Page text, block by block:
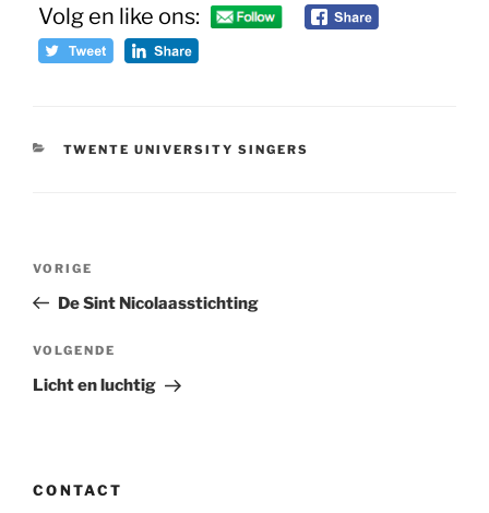
Volg en like ons:
CATEGORIEËN
TWENTE UNIVERSITY SINGERS
Vorig
bericht
VORIGE
De Sint Nicolaasstichting
Volgend
bericht
VOLGENDE
Licht en luchtig
CONTACT